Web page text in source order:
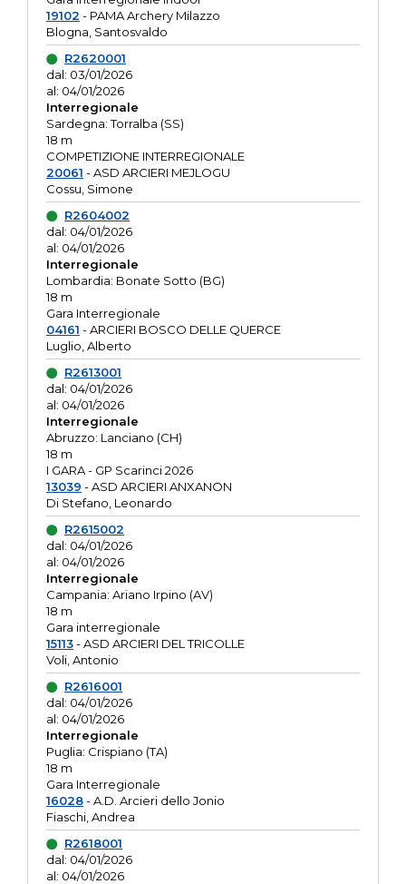
19102 - PAMA Archery Milazzo
Blogna, Santosvaldo
R2620001
dal: 03/01/2026
al: 04/01/2026
Interregionale
Sardegna: Torralba (SS)
18 m
COMPETIZIONE INTERREGIONALE
20061 - ASD ARCIERI MEJLOGU
Cossu, Simone
R2604002
dal: 04/01/2026
al: 04/01/2026
Interregionale
Lombardia: Bonate Sotto (BG)
18 m
Gara Interregionale
04161 - ARCIERI BOSCO DELLE QUERCE
Luglio, Alberto
R2613001
dal: 04/01/2026
al: 04/01/2026
Interregionale
Abruzzo: Lanciano (CH)
18 m
I GARA - GP Scarinci 2026
13039 - ASD ARCIERI ANXANON
Di Stefano, Leonardo
R2615002
dal: 04/01/2026
al: 04/01/2026
Interregionale
Campania: Ariano Irpino (AV)
18 m
Gara interregionale
15113- ASD ARCIERI DEL TRICOLLE
Voli, Antonio
R2616001
dal: 04/01/2026
al: 04/01/2026
Interregionale
Puglia: Crispiano (TA)
18 m
Gara Interregionale
16028- A.D. Arcieri dello Jonio
Fiaschi, Andrea
R2618001
dal: 04/01/2026
al: 04/01/2026